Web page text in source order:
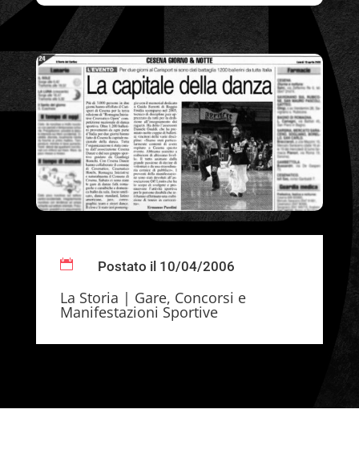
 Postato il 10/04/2006
La Storia | Gare, Concorsi e
Manifestazioni Sportive